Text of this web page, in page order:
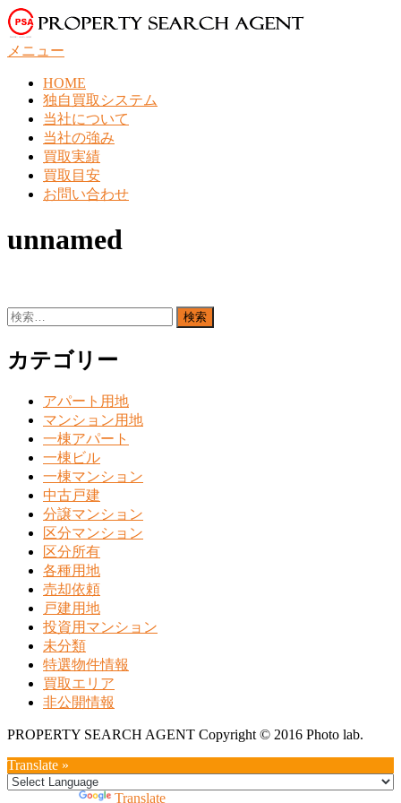
コ
ン
テ
メニュー
HOME
独自買取システム
当社について
当社の強み
買取実績
買取目安
お問い合わせ
unnamed
検
カテゴリー
アパート用地
マンション用地
一棟アパート
一棟ビル
一棟マンション
中古戸建
分譲マンション
区分マンション
区分所有
各種用地
売却依頼
戸建用地
投資用マンション
未分類
特選物件情報
買取エリア
非公開情報
PROPERTY SEARCH AGENT Copyright © 2016 Photo lab.
Translate »
Translate